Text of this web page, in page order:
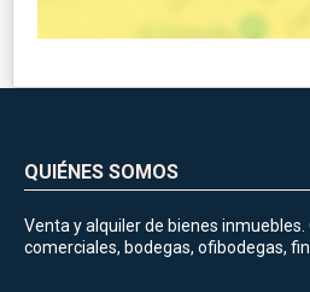
QUIÉNES SOMOS
Venta y alquiler de bienes
comerciales, bodegas, ofibodegas,